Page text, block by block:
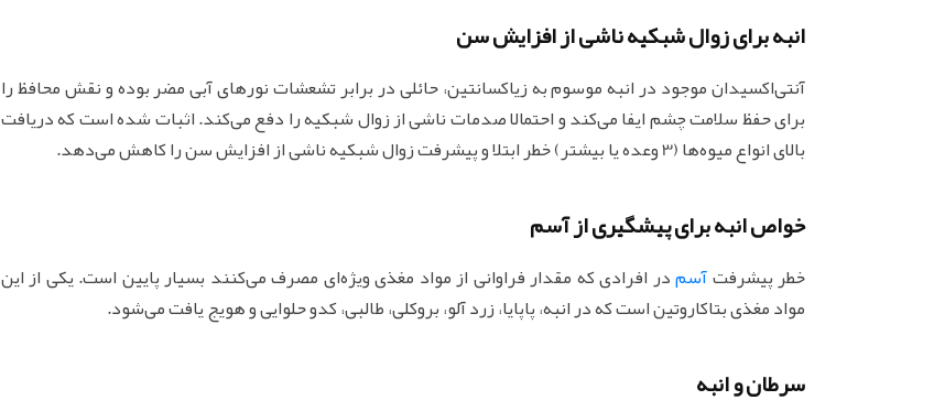
انبه برای زوال شبکیه ناشی از افزایش سن
آنتی‌اکسیدان موجود در انبه موسوم به زیاکسانتین، حائلی در برابر تشعشات نورهای آبی مضر بوده و نقش محافظ را
برای حفظ سلامت چشم ایفا می‌کند و احتمالا صدمات ناشی از زوال شبکیه را دفع می‌کند. اثبات شده است که دریافت
بالای انواع میوه‌ها (3 وعده یا بیشتر) خطر ابتلا و پیشرفت زوال شبکیه ناشی از افزایش سن را کاهش می‌دهد.
خواص انبه برای پیشگیری از آسم
خطر پیشرفتآسمدر افرادی که مقدار فراوانی از مواد مغذی ویژه‌ای مصرف می‌کنند بسیار پایین است. یکی از این
مواد مغذی بتاکاروتین است که در انبه، پاپایا، زرد آلو، بروکلی، طالبی، کدو حلوایی و هویج یافت می‌شود.
سرطان و انبه